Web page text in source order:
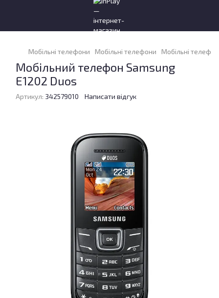
Мобільні телефони Мобільні телефони Мобільні
Мобільний телефон Samsung
E1202 Duos
Артикул: 342579010 Написати відгук